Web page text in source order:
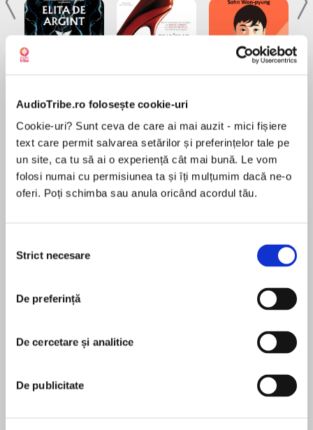
AudioTribe.ro folosește cookie-uri
Cookie-uri? Sunt ceva de care ai mai auzit - mici fișiere
text care permit salvarea setărilor și preferințelor tale pe
un site, ca tu să ai o experiență cât mai bună. Le vom
folosi numai cu permisiunea ta și îți mulțumim dacă ne-o
oferi. Poți schimba sau anula oricând acordul tău.
consimțământului
Strict necesare
De preferință
De cercetare și analitice
De publicitate
de...
Dani Francis
la...
Lauren Weisberger
Desprecarte
‘Taut and intelligent’ Prima ‘Utterly addictive’
Every morning, psychiatrist Sam James gets up
at six forty-five. She has a shower, drinks a cup
door.
On this particular morning, Sam is informed of a
new patient’s arrival at Manhattan’s most
În acest moment nu există recenzii
A.F. Brady
A.F. Brady is a New York State Licensed Mental
Health Counselor/Psychotherapist. She holds a